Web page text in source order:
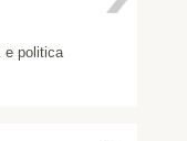
e politica